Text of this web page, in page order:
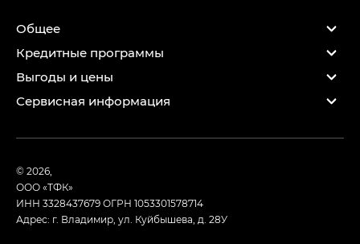
Общее
Кредитные программы
Выгоды и цены
Сервисная информация
© 2026,
ООО «ТФК»
ИНН 3328437679ОГРН 1053301578714
Адрес: г. Владимир, ул. Куйбышева, д. 28У